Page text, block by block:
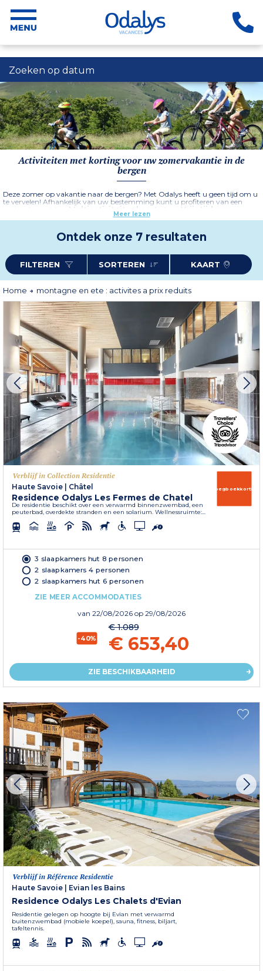
Zoeken op datum
Activiteiten met korting voor uw zomervakantie in de
bergen
Deze zomer op vakantie naar de bergen? Met Odalys heeft u geen tijd om u
te vervelen! Afhankelijk van uw bestemming kunt u profiteren van een
Multiactiviteitenkaart Vrijetijdspas
profiteren van voorkeurstarieven voor de talrijke sportactiviteiten in het
tokkelen, tennis, schaatsen, fietsen, boogschieten en nog veel meer. Het
wordt een actieve vakantie!
Meer lezen
Ontdek onze 7 resultaten
FILTEREN SORTEREN KAART
Home montagne en ete : activites a prix reduits
Verblijf in Collection Residentie
Haute Savoie
Châtel
Residence Odalys Les Fermes de Chatel
De residentie beschikt over een verwarmd binnenzwembad, een
peuterbad, overdekte stranden en een solarium. Wellnessruimte:...
Vroegboekkorting
3 slaapkamers hut 8 personen
2 slaapkamers 4 personen
2 slaapkamers hut 6 personen
ZIE MEER ACCOMMODATIES
van 22/08/2026 op 29/08/2026
-40%
€ 1.089
€ 653,40
ZIE BESCHIKBAARHEID
Verblijf in Référence Residentie
Haute Savoie
Evian les Bains
Residence Odalys Les Chalets d'Evian
Residentie gelegen op hoogte bij Evian met verwarmd
buitenzwembad (mobiele koepel), sauna, fitness, biljart,
tafeltennis.